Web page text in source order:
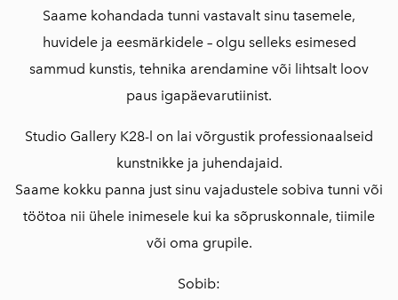
Saame kohandada tunni vastavalt sinu tasemele,
huvidele ja eesmärkidele – olgu selleks esimesed
sammud kunstis, tehnika arendamine või lihtsalt loov
paus igapäevarutiinist.
Studio Gallery K28-l on lai võrgustik professionaalseid
kunstnikke ja juhendajaid.
Saame kokku panna just sinu vajadustele sobiva tunni või
töötoa nii ühele inimesele kui ka sõpruskonnale, tiimile
või oma grupile.
Sobib: